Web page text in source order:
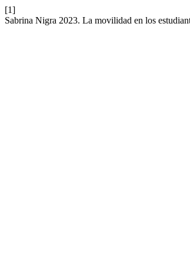
[1]
Sabrina Nigra 2023. La movilidad en los